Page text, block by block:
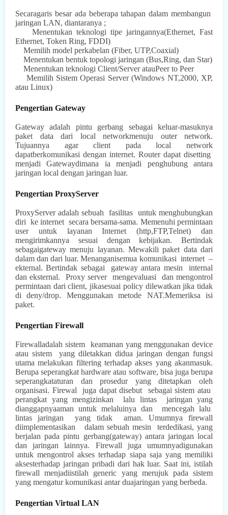
Secaragaris besar ada beberapa tahapan dalam membangun
jaringan LAN, diantaranya ;
Menentukan teknologi tipe jaringannya(Ethernet, Fast
Ethernet, Token Ring, FDDI)
Memilih model perkabelan (Fiber, UTP,Coaxial)
Menentukan bentuk topologi jaringan (Bus,Ring, dan Star)
Menentukan teknologi Client/Server atauPeer to Peer
Memilih Sistem Operasi Server (Windows NT,2000, XP,
atau Linux)
Pengertian Gateway
Gateway adalah pintu gerbang sebagai keluar-masuknya
paket data dari local networkmenuju outer network.
Tujuannya agar client pada local network
dapatberkomunikasi dengan internet. Router dapat disetting
menjadi Gatewaydimana ia menjadi penghubung antara
jaringan local dengan jaringan luar.
Pengertian ProxyServer
ProxyServer adalah sebuah fasilitas untuk menghubungkan
diri ke internet secara bersama-sama. Memenuhi permintaan
user untuk layanan Internet (http,FTP,Telnet) dan
mengirimkannya sesuai dengan kebijakan. Bertindak
sebagaigateway menuju layanan. Mewakili paket data dari
dalam dan dari luar. Menanganisemua komunikasi internet –
ekternal. Bertindak sebagai
gateway antara mesin
internal
dan eksternal.
Proxy server mengevaluasi
dan mengontrol
permintaan dari client, jikasesuai policy dilewatkan jika tidak
di deny/drop. Menggunakan metode NAT.Memeriksa isi
paket.
Pengertian Firewall
Firewalladalah sistem
keamanan yang menggunakan device
atau sistem
yang diletakkan didua jaringan dengan fungsi
utama melakukan filtering terhadap akses yang akanmasuk.
Berupa seperangkat hardware atau software, bisa juga berupa
seperangkataturan dan prosedur yang ditetapkan oleh
organisasi. Firewal
juga dapat disebut
sebagai sistem atau
perangkat yang mengizinkan
lalu lintas
jaringan yang
dianggapnyaaman untuk melaluinya dan
mencegah lalu
lintas
jaringan yang tidak
aman. Umumnya firewall
diimplementasikan
dalam sebuah mesin
terdedikasi, yang
berjalan pada pintu gerbang(gateway) antara jaringan local
dan jaringan lainnya. Firewall juga umumnyadigunakan
untuk mengontrol akses terhadap siapa saja yang memiliki
aksesterhadap jaringan pribadi dari hak luar. Saat ini, istilah
firewall menjadiistilah generic yang merujuk pada sistem
yang mengatur komunikasi antar duajaringan yang berbeda.
Pengertian Virtual LAN